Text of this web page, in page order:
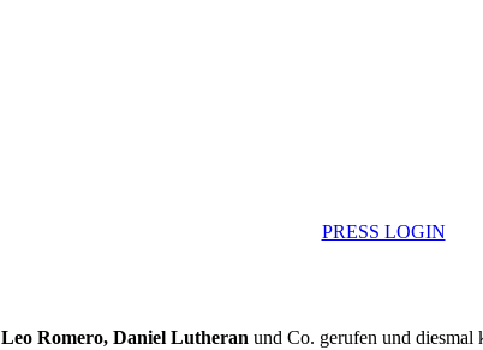
PRESS LOGIN
Leo Romero, Daniel Lutheran und Co. gerufen und diesmal